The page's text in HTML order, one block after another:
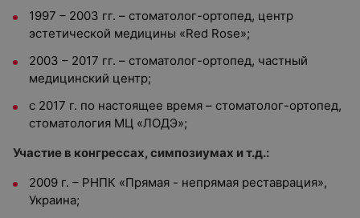
1997 – 2003 гг. – стоматолог-ортопед, центр
эстетической медицины «Red Rose»;
2003 – 2017 гг. – стоматолог-ортопед, частный
медицинский центр;
с 2017 г. по настоящее время – стоматолог-ортопед,
стоматология МЦ «ЛОДЭ»;
Участие в конгрессах, симпозиумах и т.д.:
2009 г. – РНПК «Прямая - непрямая реставрация»,
Украина;